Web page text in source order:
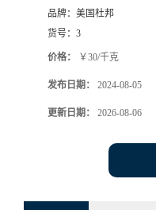
品牌： 美国杜邦
货号： 3
价格： ￥30/千克
发布日期： 2024-08-05
更新日期： 2026-08-06